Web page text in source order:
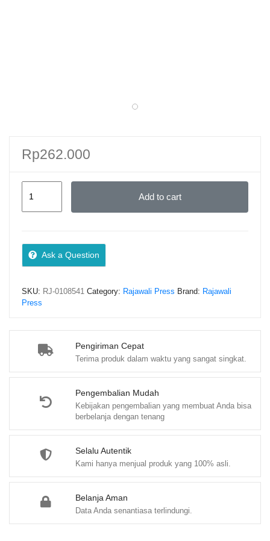
Pengiriman Cepat
Terima produk dalam waktu yang sangat singkat.
Pengembalian Mudah
Kebijakan pengembalian yang membuat Anda bisa
berbelanja dengan tenang
Selalu Autentik
Kami hanya menjual produk yang 100% asli.
Belanja Aman
Data Anda senantiasa terlindungi.
Rp262.000
Ferry
quantity
Add to cart
Ask a Question
SKU: RJ-0108541 Category: Rajawali Press Brand: Rajawali
Press